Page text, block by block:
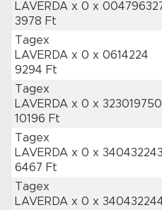
LAVERDA x 0 x
3978 Ft
Tagex
LAVERDA x 0 x 0614224
9294 Ft
Tagex
LAVERDA x 0 x 323019750
10196 Ft
Tagex
LAVERDA x 0 x 340432243
6467 Ft
Tagex
LAVERDA x 0 x